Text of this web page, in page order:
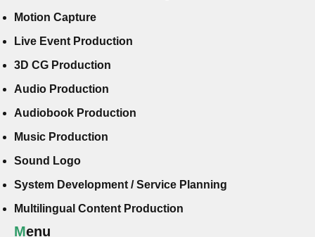
Motion Capture
Live Event Production
3D CG Production
Audio Production
Audiobook Production
Music Production
Sound Logo
System Development / Service Planning
Multilingual Content Production
Menu